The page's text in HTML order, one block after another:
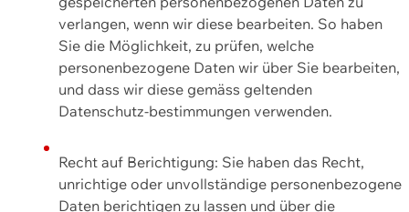
verlangen, wenn wir diese bearbeiten. So haben
Sie die Möglichkeit, zu prüfen, welche
personenbezogene Daten wir über Sie bearbeiten,
und dass wir diese gemäss geltenden
Datenschutz-bestimmungen verwenden.
Recht auf Berichtigung: Sie haben das Recht,
unrichtige oder unvollständige personenbezogene
Daten berichtigen zu lassen und über die